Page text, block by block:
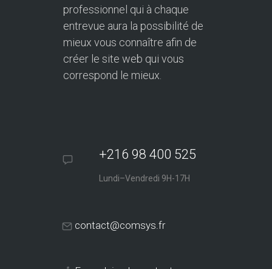
professionnel qui à chaque
entrevue aura la possibilité de
mieux vous connaître afin de
créer le site web qui vous
correspond le mieux.
+216 98 400 525
Lundi–Vendredi 9H-17H
contact@comsys.fr